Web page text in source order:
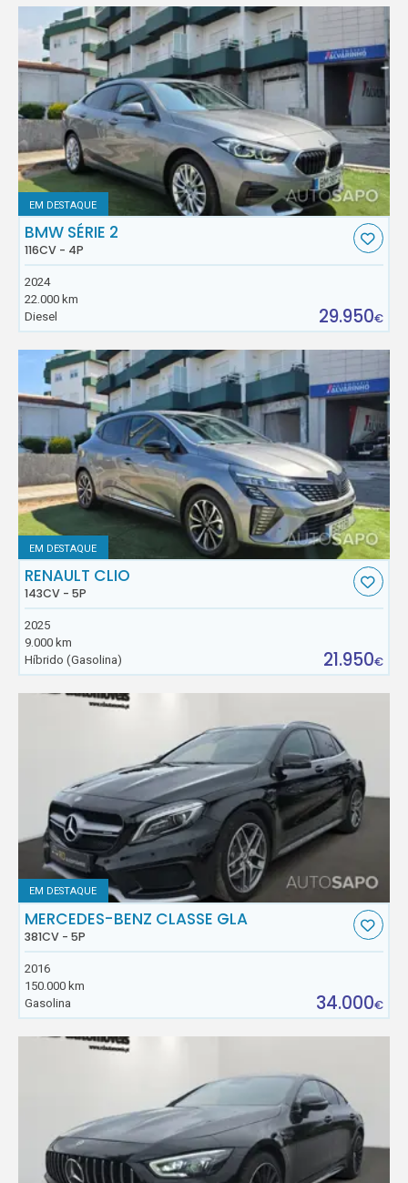
EM DESTAQUE
BMW SÉRIE 2
116CV - 4P
2024
22.000 km
Diesel
29.950€
EM DESTAQUE
RENAULT CLIO
143CV - 5P
2025
9.000 km
Híbrido (Gasolina)
21.950€
EM DESTAQUE
MERCEDES-BENZ CLASSE GLA
381CV - 5P
2016
150.000 km
Gasolina
34.000€